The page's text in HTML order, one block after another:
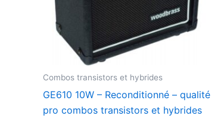
Combos transistors et hybrides
GE610 10W – Reconditionné – qualité
pro combos transistors et hybrides